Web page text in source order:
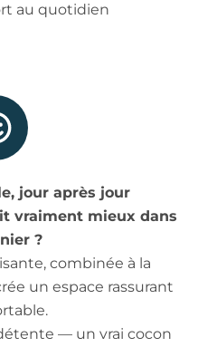
au quotidien
jour après jour
vraiment mieux dans
?
combinée à la
un espace rassurant
— un vrai cocon